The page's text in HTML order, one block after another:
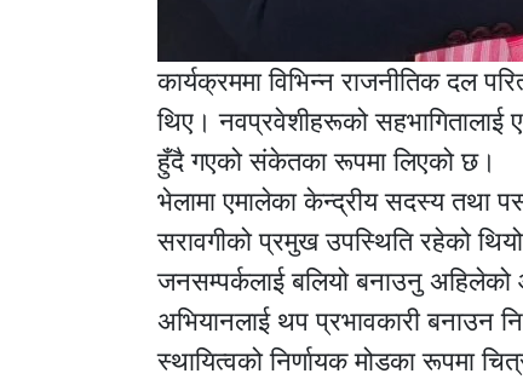
कार्यक्रममा विभिन्न राजनीतिक दल
थिए। नवप्रवेशीहरूको सहभागितालाई
हुँदै गएको संकेतका रूपमा लिएको छ।
भेलामा एमालेका केन्द्रीय सदस्य तथा
सरावगीको प्रमुख उपस्थिति रहेको
जनसम्पर्कलाई बलियो बनाउनु अहिलेको
अभियानलाई थप प्रभावकारी बनाउन
स्थायित्वको निर्णायक मोडका रूपमा